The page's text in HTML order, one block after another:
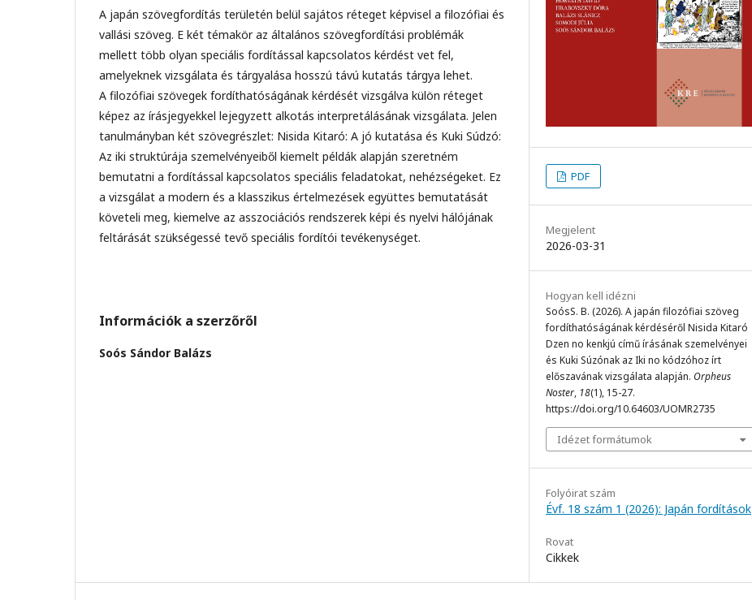
A japán szövegfordítás területén belül sajátos réteget képvisel a filozófiai és
vallási szöveg. E két témakör az általános szövegfordítási problémák
mellett több olyan speciális fordítással kapcsolatos kérdést vet fel,
amelyeknek vizsgálata és tárgyalása hosszú távú kutatás tárgya lehet.
A filozófiai szövegek fordíthatóságának kérdését vizsgálva külön réteget
képez az írásjegyekkel lejegyzett alkotás interpretálásának vizsgálata. Jelen
tanulmányban két szövegrészlet: Nisida Kitaró: A jó kutatása és Kuki Súdzó:
Az iki struktúrája szemelvényeiből kiemelt példák alapján szeretném
bemutatni a fordítással kapcsolatos speciális feladatokat, nehézségeket. Ez
a vizsgálat a modern és a klasszikus értelmezések együttes bemutatását
követeli meg, kiemelve az asszociációs rendszerek képi és nyelvi hálójának
feltárását szükségessé tevő speciális fordítói tevékenységet.
Információk a szerzőről
Soós Sándor Balázs
PDF
Megjelent
2026-03-31
Hogyan kell idézni
SoósS. B. (2026). A japán filozófiai szöveg
fordíthatóságának kérdéséről Nisida Kitaró
Dzen no kenkjú című írásának szemelvényei
és Kuki Súzónak az Iki no kódzóhoz írt
előszavának vizsgálata alapján. Orpheus
Noster, 18(1), 15-27.
https://doi.org/10.64603/UOMR2735
Idézet formátumok
Folyóirat szám
Évf. 18 szám 1 (2026): Japán fordítások
Rovat
Cikkek